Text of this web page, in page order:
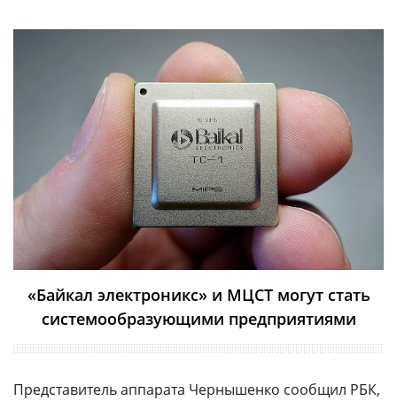
«Байкал электроникс» и МЦСТ могут стать
системообразующими предприятиями
Представитель аппарата Чернышенко сообщил РБК,